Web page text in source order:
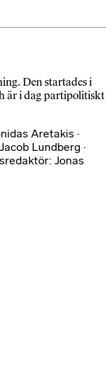
Den startades i
är i dag partipolitiskt
Aretakis ·
Lundberg ·
Jonas